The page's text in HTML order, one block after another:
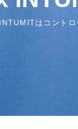
はコントロ